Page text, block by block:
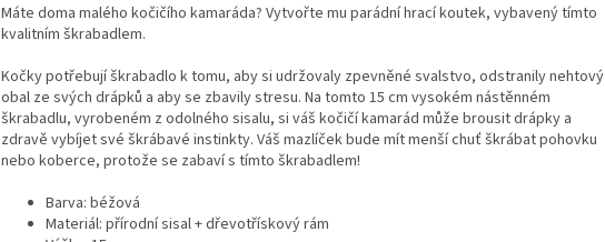
Máte doma malého kočičího kamaráda? Vytvořte mu parádní hrací koutek, vybavený tímto
kvalitním škrabadlem.
Kočky potřebují škrabadlo k tomu, aby si udržovaly zpevněné svalstvo, odstranily nehtový
obal ze svých drápků a aby se zbavily stresu. Na tomto 15 cm vysokém nástěnném
škrabadlu, vyrobeném z odolného sisalu, si váš kočičí kamarád může brousit drápky a
zdravě vybíjet své škrábavé instinkty. Váš mazlíček bude mít menší chuť škrábat pohovku
nebo koberce, protože se zabaví s tímto škrabadlem!
Barva: béžová
Materiál: přírodní sisal + dřevotřískový rám